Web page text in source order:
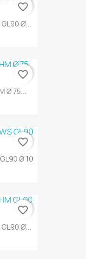
Ø...
favorite_border
Ø 75...
favorite_border
Ø 10
favorite_border
Ø...
favorite_border